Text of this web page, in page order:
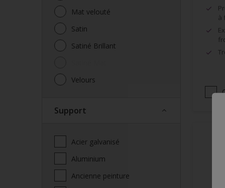
Mat velouté
Satin
Satiné Brillant
Velours
Support
Acier galvanisé
Aluminium
Ancienne peinture
à